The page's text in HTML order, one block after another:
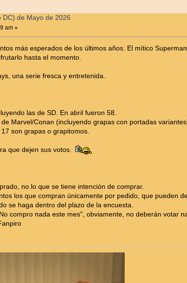
DC) de Mayo de 2026
am »
más esperados de los últimos años. El mítico
hasta el momento.
una serie fresca y entretenida.
las de SD. En abril fueron 58.
Marvel/Conan (incluyendo grapas con portadas
son grapas o grapitomos.
que dejen sus votos.
no lo que se tiene intención de comprar.
los que compran únicamente por pedido, que pueden
se haga dentro del plazo de la encuesta.
compro nada este mes", obviamente, no deberán votar